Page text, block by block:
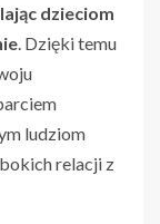
dzieciom
. Dzięki temu
ludziom
relacji z